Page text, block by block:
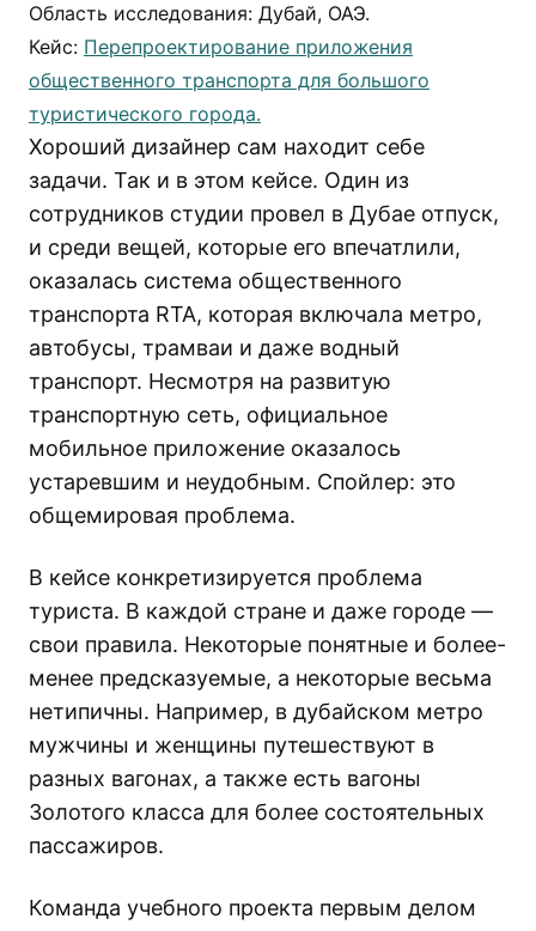
Область исследования: Дубай, ОАЭ.
Кейс: Перепроектирование приложения
общественного транспорта для большого
туристического города.
Хороший дизайнер сам находит себе
задачи. Так и в этом кейсе. Один из
сотрудников студии провел в Дубае отпуск,
и среди вещей, которые его впечатлили,
оказалась система общественного
транспорта RTA, которая включала метро,
автобусы, трамваи и даже водный
транспорт. Несмотря на развитую
транспортную сеть, официальное
мобильное приложение оказалось
устаревшим и неудобным. Спойлер: это
общемировая проблема.
В кейсе конкретизируется проблема
туриста. В каждой стране и даже городе —
свои правила. Некоторые понятные и более-
менее предсказуемые, а некоторые весьма
нетипичны. Например, в дубайском метро
мужчины и женщины путешествуют в
разных вагонах, а также есть вагоны
Золотого класса для более состоятельных
пассажиров.
Команда учебного проекта первым делом